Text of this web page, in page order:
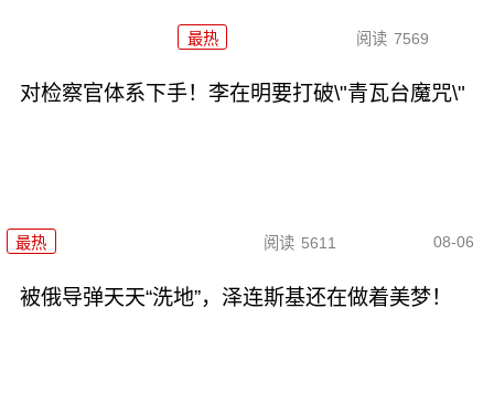
最热 阅读 7569
对检察官体系下手！李在明要打破\"青瓦台魔咒\"
最热 阅读 5611 08-06
被俄导弹天天“洗地”，泽连斯基还在做着美梦！